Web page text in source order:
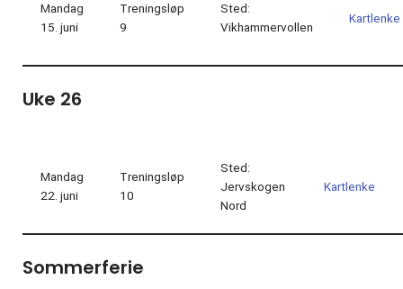
Mandag
15. juni
Treningsløp
9
Sted:
Vikhammervollen
Kartlenke
Uke 26
Mandag
22. juni
Treningsløp
10
Sted:
Jervskogen
Nord
Kartlenke
Sommerferie